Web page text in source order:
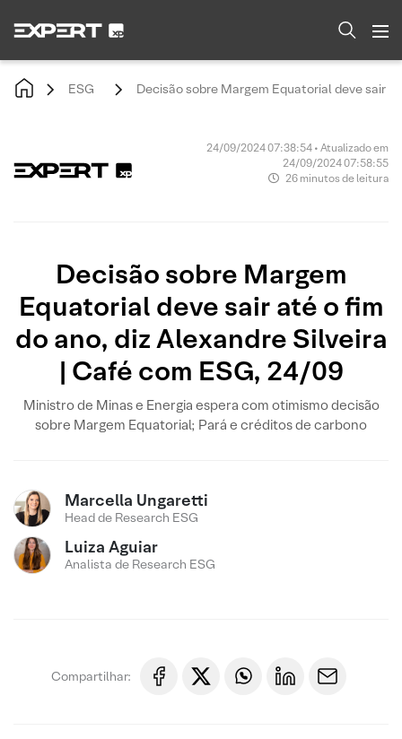
ESG Decisão sobre Margem Equatorial deve sair
24/09/2024 07:38:54 • Atualizado em
24/09/2024 07:58:55
26 minutos de leitura
Decisão sobre Margem
Equatorial deve sair até o fim
do ano, diz Alexandre Silveira
| Café com ESG, 24/09
Ministro de Minas e Energia espera com otimismo decisão
sobre Margem Equatorial; Pará e créditos de carbono
Marcella Ungaretti
Head de Research ESG
Luiza Aguiar
Analista de Research ESG
Compartilhar: